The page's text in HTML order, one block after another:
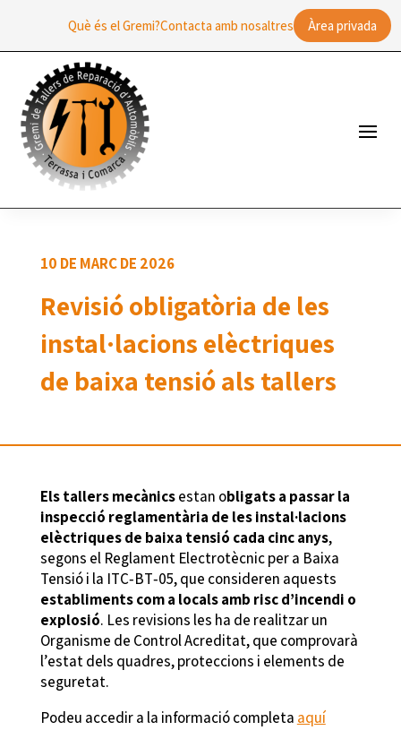
Què és el Gremi?Contacta amb nosaltres Àrea privada
10 DE MARÇ DE 2026
Revisió obligatòria de les
instal·lacions elèctriques
de baixa tensió als tallers
Els tallers mecànicsestan obligats a passar la
inspecció reglamentària de les instal·lacions
elèctriques de baixa tensió cada cinc anys,
segons el Reglament Electrotècnic per a Baixa
Tensió i la ITC‑BT‑05, que consideren aquests
establiments com a locals amb risc d’incendi o
explosió. Les revisions les ha de realitzar un
Organisme de Control Acreditat, que comprovarà
l’estat dels quadres, proteccions i elements de
seguretat.
Podeu accedir a la informació completa aquí